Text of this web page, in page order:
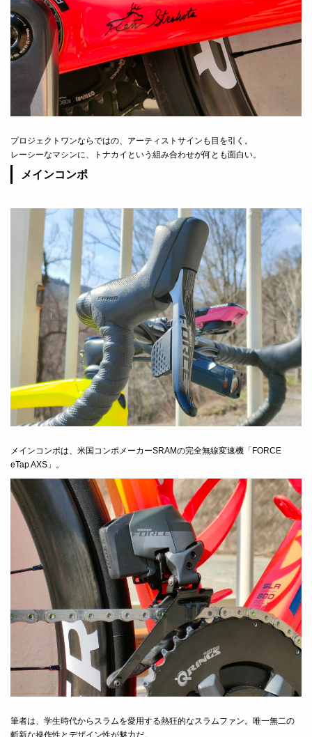
プロジェクトワンならではの、アーティストサインも目を引く。
レーシーなマシンに、トナカイという組み合わせが何とも面白い。
メインコンポ
メインコンポは、米国コンポメーカーSRAMの完全無線変速機「FORCE
eTap AXS」。
筆者は、学生時代からスラムを愛用する熱狂的なスラムファン。唯一無二の
斬新な操作性とデザイン性が魅力だ。